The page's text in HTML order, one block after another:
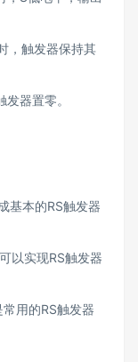
，触发器保持其
器置零。
基本的RS触发器
以实现RS触发器
用的RS触发器